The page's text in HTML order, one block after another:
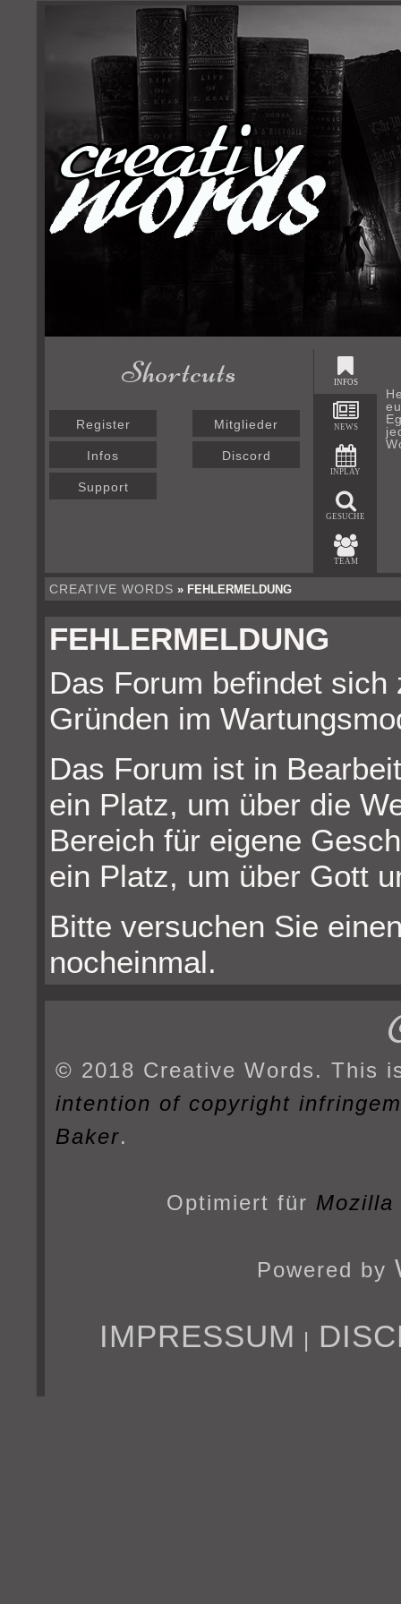
Shortcuts
Register Mitglieder
Infos Discord
Support
INFOS
NEWS
INPLAY
GESUCHE
TEAM
CREATIVE WORDS » FEHLERMELDUNG
FEHLERMELDUNG
Das Forum befindet
Gründen im
Das Forum ist in
ein Platz, um über die
Bereich für eigene
ein Platz, um über Gott
Bitte versuchen Sie
nocheinmal.
© 2018 Creative Words. This
intention of copyright
Baker.
Optimiert für
Powered by
IMPRESSUM |